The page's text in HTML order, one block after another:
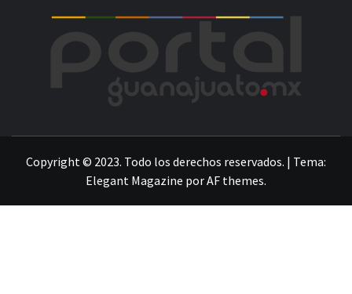
Copyright © 2023. Todo los derechos reservados. | Tema:
Elegant Magazine porAF themes.